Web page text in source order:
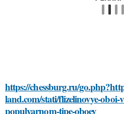
https://chessburg.ru/
land.com/stati/flizelinovye-oboi-
populyarnom-tipe-oboev